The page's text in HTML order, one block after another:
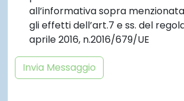
all’informativa sopra
gli effetti dell’art.7 e ss. del
aprile 2016, n.2016/679/UE
Invia Messaggio